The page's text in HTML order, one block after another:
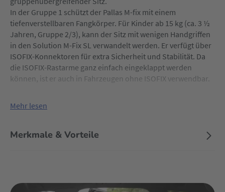
In der Gruppe 1 schützt der Pallas M-fix mit einem
tiefenverstellbaren Fangkörper. Für Kinder ab 15 kg (ca. 3 ½
Jahren, Gruppe 2/3), kann der Sitz mit wenigen Handgriffen
in den Solution M-Fix SL verwandelt werden. Er verfügt über
ISOFIX-Konnektoren für extra Sicherheit und Stabilität. Da
die ISOFIX-Rastarme ganz einfach eingeklappt werden
können, ist er auch in Fahrzeugen ohne ISOFIX verwendbar.
Mehr lesen
Merkmale & Vorteile